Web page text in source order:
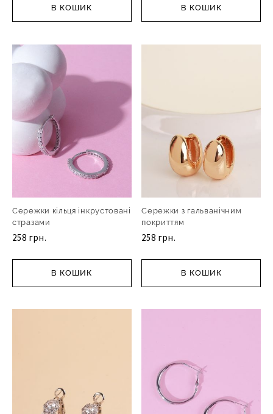
В КОШИК В КОШИК
Сережки кільця інкрустовані
стразами
258 грн.
В КОШИК
Сережки з гальванічним
покриттям
258 грн.
В КОШИК